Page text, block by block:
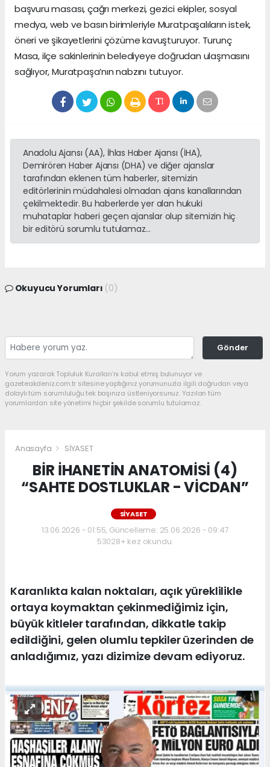
başvuru masası, çağrı merkezi, gezici ekipler, sosyal
medya, web ve basın birimleriyle Muratpaşalıların istek,
öneri ve şikayetlerini çözüme kavuşturuyor. Turunç
Masa, ilçe sakinlerinin belediyeye doğrudan ulaşmasını
sağlıyor, Muratpaşa’nın nabzını tutuyor.
Anadolu Ajansı (AA), İhlas Haber Ajansı (İHA),
Demirören Haber Ajansı (DHA) ve diğer ajanslar
tarafından eklenen tüm haberler, sitemizin
editörlerinin müdahalesi olmadan ajans kanallarından
çekilmektedir. Bu haberlerde yer alan hukuki
muhataplar haberi geçen ajanslar olup sitemizin hiç
bir editörü sorumlu tutulamaz...
Okuyucu Yorumları (0)
Gönder
Yorum yazarak Topluluk Kuralları’nı kabul etmiş bulunuyor ve
gazeteakdeniz.com.tr sitesine yaptığınız yorumunuzla ilgili doğrudan veya
dolaylı tüm sorumluluğu tek başınıza üstleniyorsunuz. Yazılan tüm
yorumlardan site yönetimi hiçbir şekilde sorumlu tutulamaz.
Anasayfa SİYASET
BİR İHANETİN ANATOMİSİ (4)
“SAHTE DOSTLUKLAR - VİCDAN”
SİYASET
13.06.2026 - 01:55, Güncelleme: 25.06.2026 - 09:47
53028+ kez okundu.
Karanlıkta kalan noktaları, açık yüreklilikle
ortaya koymaktan çekinmediğimiz için,
büyük kitleler tarafından, dikkatle takip
edildiğini, gelen olumlu tepkiler üzerinden de
anladığımız, yazı dizimize devam ediyoruz.